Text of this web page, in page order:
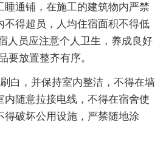
睡通铺，在施工的建筑物内严禁
不得超员，人均住宿面积不得低
人员应注意个人卫生，养成良好
要放置整齐有序。
，并保持室内整洁，不得在墙
内随意拉接电线，不得在宿舍使
得破坏公用设施，严禁随地涂